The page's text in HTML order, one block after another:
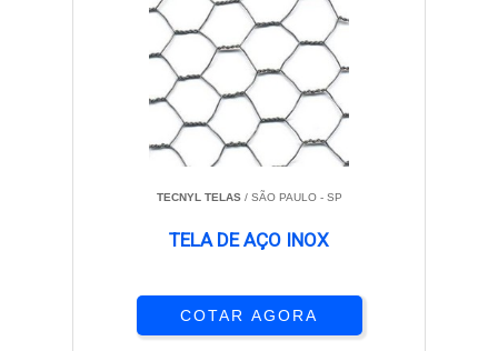
TECNYL TELAS/ SÃO PAULO - SP
TELA DE AÇO INOX
COTAR AGORA